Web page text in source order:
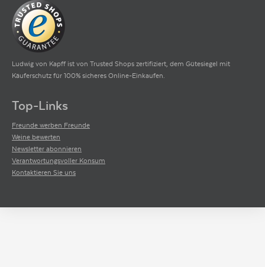
Ludwig von Kapff ist von Trusted Shops zertifiziert, dem Gütesiegel mit
Käuferschutz für 100% sicheres Online-Einkaufen.
Top-Links
Freunde werben Freunde
Weine bewerten
Newsletter abonnieren
Verantwortungsvoller Konsum
Kontaktieren Sie uns